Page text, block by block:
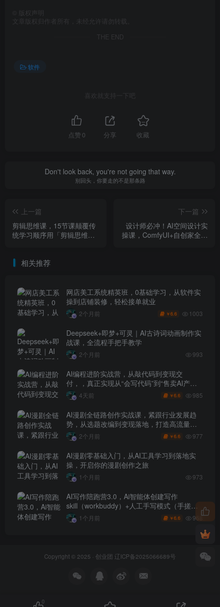
版权声明
文章版权归作者所有，未经允许请勿转载。
THE END
软件
喜欢就支持一下吧
点赞 0 分享 收藏
Don't look back, you're not going that way.
别回头，你要走的不是那条路
上一篇
剪辑思维课，15节课颠覆传
统学习顺序用「剪辑思维」
下一篇
设计师必冲！AI空间设计实
操课，ComfyUI+自创家全教
相关推荐
网店美工系统精英班，0基础学习，从软件实
操到店铺装修，轻松接单就业
2个月前 ￥6.6 1003
Deepseek+即梦+可灵｜AI古诗词动画制作实
战课，全流程手把手教学
2个月前 993
AI编程进阶实战营，从敲代码到变现交
付，，真正实现从“会写代码”到“售卖AI产品
盈利”的跨越
4天前 ￥6.6 985
AI漫剧全链路创作实战课，紧跟行业发展趋
势，从选题改编到变现落地，打造高流量优
质作品2个月前 ￥6.6 977
AI漫剧零基础入门，从AI工具学习到落地实
操，开启你的漫剧创作之旅
1个月前 973
AI写作陪跑营3.0，Ai智能体创建写作
skill（workbuddy）+人工手写模式（手搓模
式），去除AI痕迹（头条号、公众号、百家
号）
1个月前 ￥6.6 968
Copyright © 2025 · 创业团 辽ICP备2025066689号
0